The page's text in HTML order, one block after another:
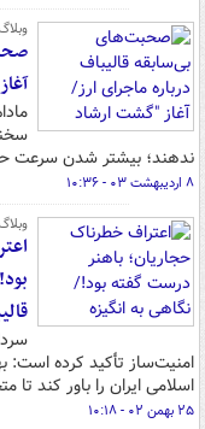
ندهند؛ بیشتر شدن سرعت
۸ اردیبهشت ۰۳ - ۱۰:۳۶
امنیت‌ساز تأکید کرده
اسلامی ایران را باور کند
۲۵ بهمن ۰۲ - ۱۰:۱۸